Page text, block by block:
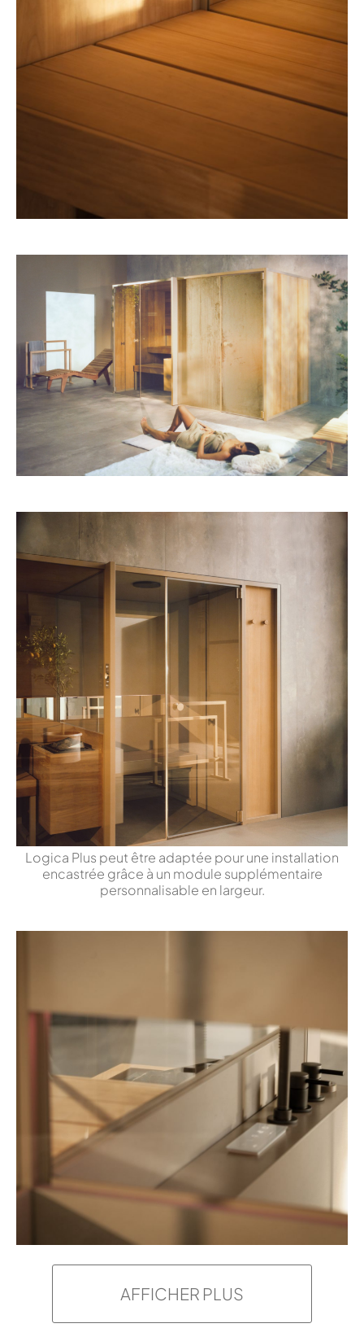
Logica Plus peut être adaptée pour une installation
encastrée grâce à un module supplémentaire
personnalisable en largeur.
AFFICHER PLUS